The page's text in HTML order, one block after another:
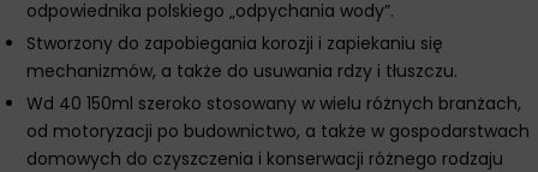
odpowiednika polskiego „odpychania wody”.
Stworzony do zapobiegania korozji i zapiekaniu się
mechanizmów, a także do usuwania rdzy i tłuszczu.
Wd 40 150ml szeroko stosowany w wielu różnych branżach,
od motoryzacji po budownictwo, a także w gospodarstwach
domowych do czyszczenia i konserwacji różnego rodzaju